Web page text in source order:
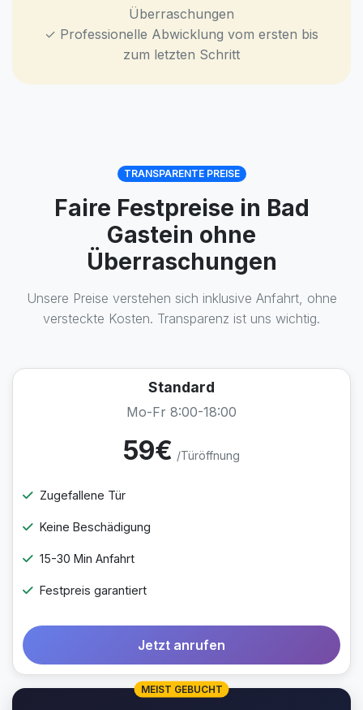
Überraschungen
✓ Professionelle Abwicklung vom ersten bis
zum letzten Schritt
TRANSPARENTE PREISE
Faire Festpreise in Bad
Gastein ohne
Überraschungen
Unsere Preise verstehen sich inklusive Anfahrt, ohne
versteckte Kosten. Transparenz ist uns wichtig.
Standard
Mo-Fr 8:00-18:00
59€ /Türöffnung
Zugefallene Tür
Keine Beschädigung
15-30 Min Anfahrt
Festpreis garantiert
Jetzt anrufen
MEIST GEBUCHT